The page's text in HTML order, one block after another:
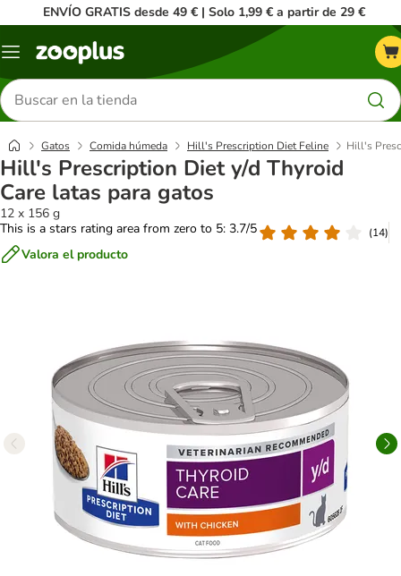
ENVÍO GRATIS desde 49 € | Solo 1,99 € a partir de 29 €
Menú
Buscar
productos
Gatos Comida húmeda Hill's Prescription Diet Feline Hill's
Hill's Prescription Diet y/d Thyroid
Care latas para gatos
12 x 156 g
This is a stars rating area from zero to 5: 3.7/5
(14)
Valora el producto